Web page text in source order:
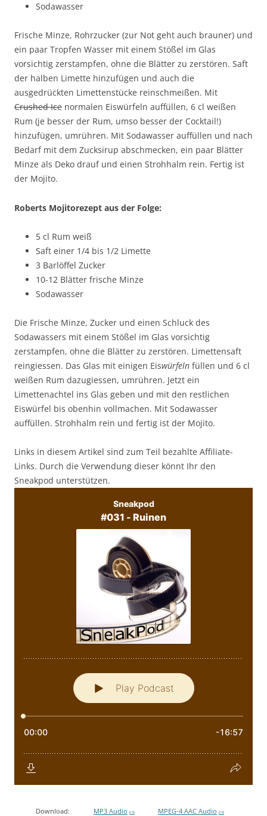
Sodawasser
Frische Minze, Rohrzucker (zur Not geht auch brauner) und
ein paar Tropfen Wasser mit einem Stößel im Glas
vorsichtig zerstampfen, ohne die Blätter zu zerstören. Saft
der halben Limette hinzufügen und auch die
ausgedrückten Limettenstücke reinschmeißen. Mit
Crushed Ice normalen Eiswürfeln auffüllen, 6 cl weißen
Rum (je besser der Rum, umso besser der Cocktail!)
hinzufügen, umrühren. Mit Sodawasser auffüllen und nach
Bedarf mit dem Zucksirup abschmecken, ein paar Blätter
Minze als Deko drauf und einen Strohhalm rein. Fertig ist
der Mojito.
Roberts Mojitorezept aus der Folge:
5 cl Rum weiß
Saft einer 1/4 bis 1/2 Limette
3 Barlöffel Zucker
10-12 Blätter frische Minze
Sodawasser
Die Frische Minze, Zucker und einen Schluck des
Sodawassers mit einem Stößel im Glas vorsichtig
zerstampfen, ohne die Blätter zu zerstören. Limettensaft
reingiessen. Das Glas mit einigen Eiswürfeln füllen und 6 cl
weißen Rum dazugiessen, umrühren. Jetzt ein
Limettenachtel ins Glas geben und mit den restlichen
Eiswürfel bis obenhin vollmachen. Mit Sodawasser
auffüllen. Strohhalm rein und fertig ist der Mojito.
Links in diesem Artikel sind zum Teil bezahlte Affiliate-
Links. Durch die Verwendung dieser könnt Ihr den
Sneakpod unterstützen.
Download: MP3 Audio 0 B MPEG-4 AAC Audio 0 B